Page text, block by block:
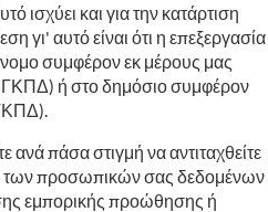
ισχύει και για την κατάρτιση
γι' αυτό είναι ότι η επεξεργασία
συμφέρον εκ μέρους μας
ή στο δημόσιο συμφέρον
ανά πάσα στιγμή να αντιταχθείτε
των προσωπικών σας δεδομένων
εμπορικής προώθησης ή